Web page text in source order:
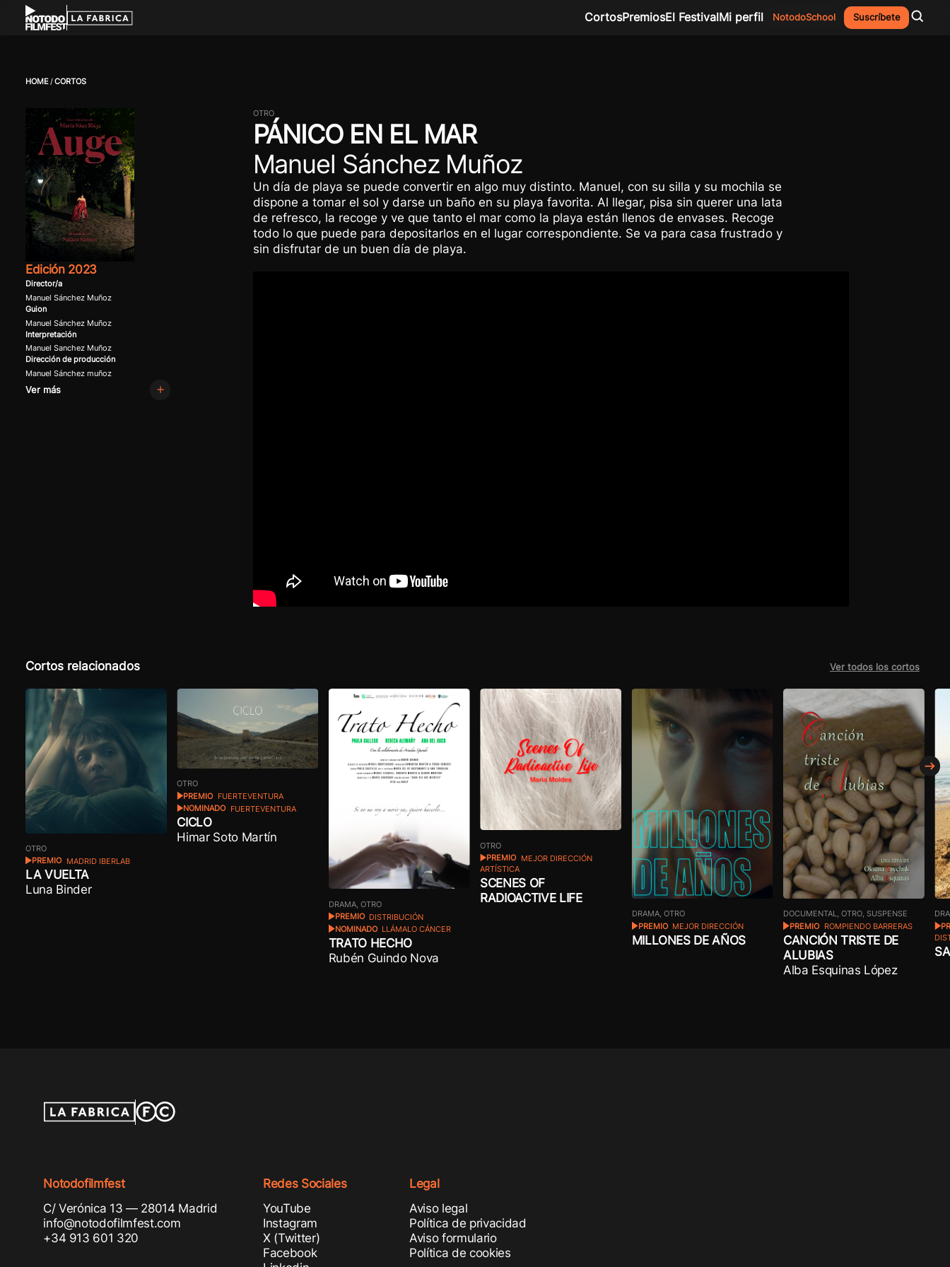
CortosPremiosEl FestivalMi perfil NotodoSchool Suscríbete
HOME CORTOS
OTRO
PÁNICO EN EL MAR
Manuel Sánchez Muñoz
Un día de playa se puede convertir en algo muy distinto. Manuel, con su silla y su mochila se
dispone a tomar el sol y darse un baño en su playa favorita. Al llegar, pisa sin querer una lata
de refresco, la recoge y ve que tanto el mar como la playa están llenos de envases. Recoge
todo lo que puede para depositarlos en el lugar correspondiente. Se va para casa frustrado y
sin disfrutar de un buen día de playa.
Edición 2023
Director/a
Manuel Sánchez Muñoz
Guion
Manuel Sánchez Muñoz
Interpretación
Manuel Sanchez Muñoz
Dirección de producción
Manuel Sánchez muñoz
Ver más
Cortos relacionados Ver todos los cortos
OTRO
PREMIO
MADRID IBERLAB
LA VUELTA
Luna Binder
OTRO
PREMIO FUERTEVENTURA
NOMINADO FUERTEVENTURA
CICLO
Himar Soto Martín
DRAMA, OTRO
PREMIO DISTRIBUCIÓN
NOMINADO LLÁMALO CÁNCER
TRATO HECHO
Rubén Guindo Nova
OTRO
PREMIO
MEJOR DIRECCIÓN
ARTÍSTICA
SCENES OF
RADIOACTIVE LIFE
DRAMA, OTRO
PREMIO MEJOR DIRECCIÓN
MILLONES DE AÑOS
DOCUMENTAL, OTRO, SUSPENSE
PREMIO
ROMPIENDO BARRERAS
CANCIÓN TRISTE DE
ALUBIAS
Alba Esquinas López
Notodofilmfest
C/ Verónica 13 — 28014 Madrid
info@notodofilmfest.com
+34 913 601 320
Redes Sociales
YouTube
Instagram
X (Twitter)
Facebook
Legal
Aviso legal
Política de privacidad
Aviso formulario
Política de cookies